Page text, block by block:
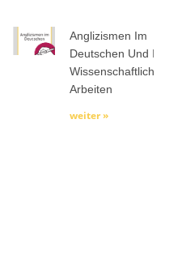
Anglizismen Im
Deutschen Und In
Wissenschaftlichen
Arbeiten
weiter »